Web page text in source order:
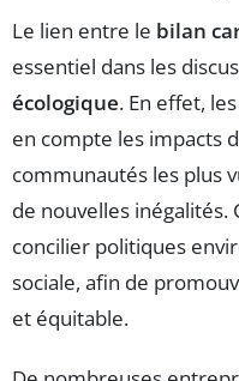
Le lien entre le bilan
essentiel dans les
écologique. En effet,
en compte les impacts
communautés les plus
de nouvelles inégalités.
concilier politiques
sociale, afin de
et équitable.